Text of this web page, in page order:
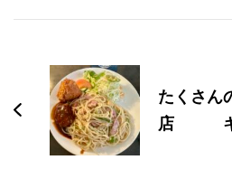
ビ
たくさん
店 キッ